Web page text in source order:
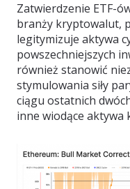
Zatwierdzenie ETF-
branży kryptowalut,
legitymizuje aktywa
powszechniejszych
również stanowić
stymulowania siły
ciągu ostatnich
inne wiodące aktywa